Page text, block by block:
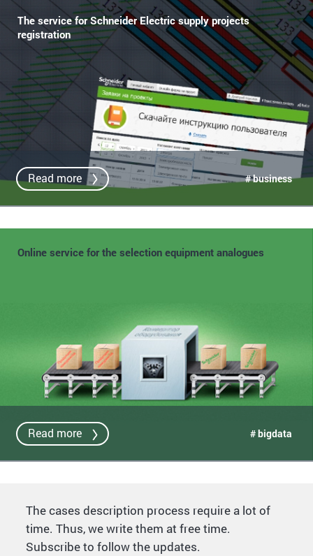
The service for Schneider Electric supply projects
registration
Read more # business
Online service for the selection equipment analogues
Read more # bigdata
The cases description process require a lot of
time. Thus, we write them at free time.
Subscribe to follow the updates.